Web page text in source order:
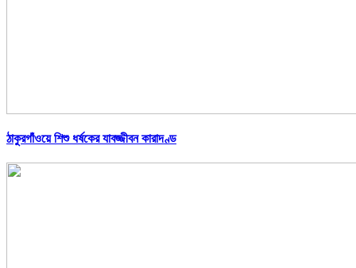
ঠাকুরগাঁওয়ে শিশু ধর্ষকের যাবজ্জীবন কারাদণ্ড